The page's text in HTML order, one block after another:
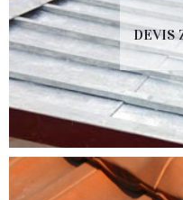
DEVIS